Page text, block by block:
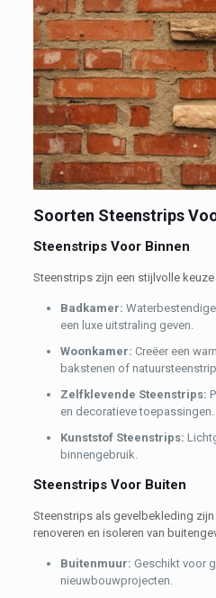
Soorten Steenstrips
Steenstrips Voor Binnen
Steenstrips zijn een stijlvolle
Badkamer:
een luxe uitstraling geven.
Woonkamer: Creëer een
bakstenen of
Zelfklevende Steenstrips:
en decoratieve toepassingen.
Kunststof Steenstrips:
binnengebruik.
Steenstrips Voor Buiten
Steenstrips als gevelbekleding
renoveren en isoleren van
Buitenmuur: Geschikt voor
nieuwbouwprojecten.